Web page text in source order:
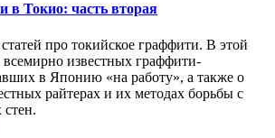
в Токио: часть вторая
про токийское граффити. В этой
всемирно известных граффити-
в Японию «на работу», а также о
райтерах и их методах борьбы с
стен.